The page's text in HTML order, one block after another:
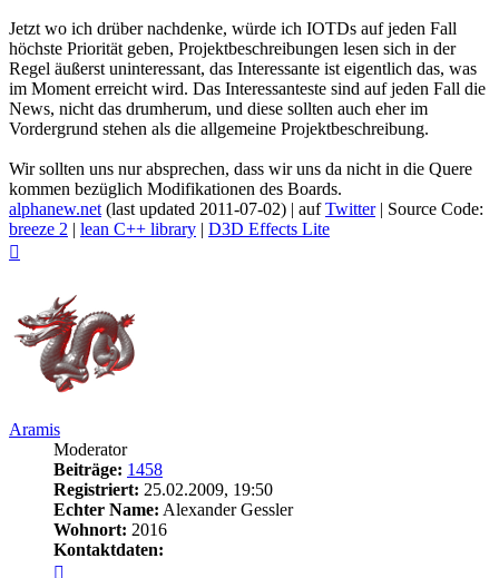
Jetzt wo ich drüber nachdenke, würde ich IOTDs auf jeden Fall
höchste Priorität geben, Projektbeschreibungen lesen sich in der
Regel äußerst uninteressant, das Interessante ist eigentlich das, was
im Moment erreicht wird. Das Interessanteste sind auf jeden Fall die
News, nicht das drumherum, und diese sollten auch eher im
Vordergrund stehen als die allgemeine Projektbeschreibung.
Wir sollten uns nur absprechen, dass wir uns da nicht in die Quere
kommen bezüglich Modifikationen des Boards.
alphanew.net (last updated 2011-07-02) | aufTwitter| Source Code:
breeze 2 | lean C++ library | D3D Effects Lite
Aramis
Moderator
Beiträge: 1458
Registriert: 25.02.2009, 19:50
Echter Name: Alexander Gessler
Wohnort: 2016
Kontaktdaten: